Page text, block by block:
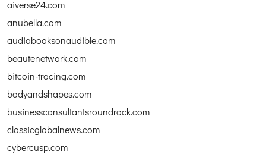
aiverse24.com
anubella.com
audiobooksonaudible.com
beautenetwork.com
bitcoin-tracing.com
bodyandshapes.com
businessconsultantsroundrock.com
classicglobalnews.com
cybercusp.com